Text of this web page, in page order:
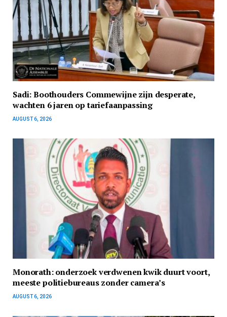
Sadi: Boothouders Commewijne zijn desperate,
wachten 6 jaren op tariefaanpassing
AUGUST 6, 2026
Monorath: onderzoek verdwenen kwik duurt voort,
meeste politiebureaus zonder camera’s
AUGUST 6, 2026